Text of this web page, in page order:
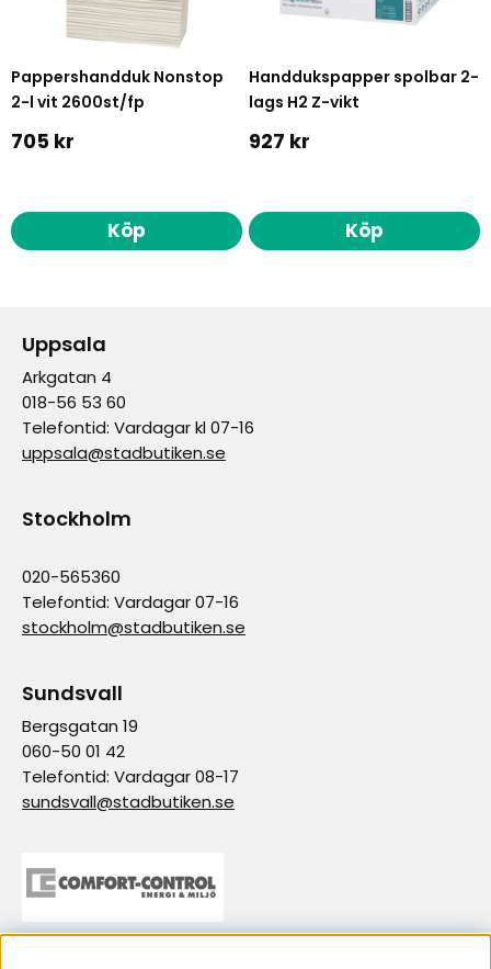
Pappershandduk Nonstop
2-l vit 2600st/fp
705 kr
Köp
Handdukspapper spolbar 2-
lags H2 Z-vikt
927 kr
Köp
Uppsala
Arkgatan 4
018-56 53 60
Telefontid: Vardagar kl 07-16
uppsala@stadbutiken.se
Stockholm
020-565360
Telefontid: Vardagar 07-16
stockholm@stadbutiken.se
Sundsvall
Bergsgatan 19
060-50 01 42
Telefontid: Vardagar 08-17
sundsvall@stadbutiken.se